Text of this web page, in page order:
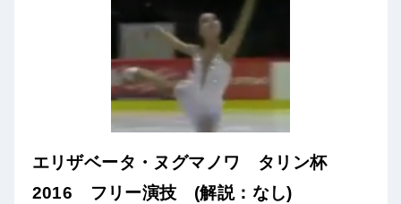
エリザベータ・ヌグマノワ タリン杯
2016 フリー演技 (解説：なし)